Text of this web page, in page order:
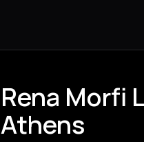
Rena Morfi
Athens